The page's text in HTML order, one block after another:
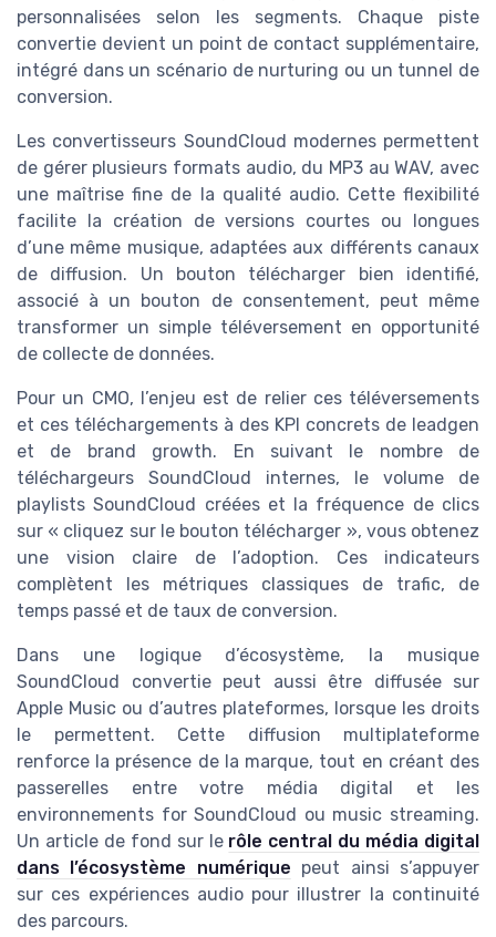
personnalisées selon les segments. Chaque piste
convertie devient un point de contact supplémentaire,
intégré dans un scénario de nurturing ou un tunnel de
conversion.
Les convertisseurs SoundCloud modernes permettent
de gérer plusieurs formats audio, du MP3 au WAV, avec
une maîtrise fine de la qualité audio. Cette flexibilité
facilite la création de versions courtes ou longues
d’une même musique, adaptées aux différents canaux
de diffusion. Un bouton télécharger bien identifié,
associé à un bouton de consentement, peut même
transformer un simple téléversement en opportunité
de collecte de données.
Pour un CMO, l’enjeu est de relier ces téléversements
et ces téléchargements à des KPI concrets de leadgen
et de brand growth. En suivant le nombre de
téléchargeurs SoundCloud internes, le volume de
playlists SoundCloud créées et la fréquence de clics
sur « cliquez sur le bouton télécharger », vous obtenez
une vision claire de l’adoption. Ces indicateurs
complètent les métriques classiques de trafic, de
temps passé et de taux de conversion.
Dans une logique d’écosystème, la musique
SoundCloud convertie peut aussi être diffusée sur
Apple Music ou d’autres plateformes, lorsque les droits
le permettent. Cette diffusion multiplateforme
renforce la présence de la marque, tout en créant des
passerelles entre votre média digital et les
environnements for SoundCloud ou music streaming.
Un article de fond sur le rôle central du média digital
dans l’écosystème numérique peut ainsi s’appuyer
sur ces expériences audio pour illustrer la continuité
des parcours.